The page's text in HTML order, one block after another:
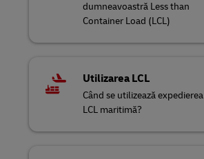
dumneavoastră Less than
Container Load (LCL)
Utilizarea LCL
Când se utilizează expedierea
LCL maritimă?